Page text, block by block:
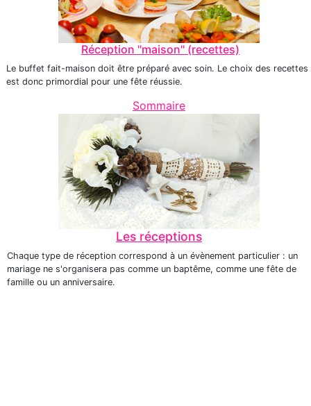
Réception "maison" (recettes)
Le buffet fait-maison doit être préparé avec soin. Le choix des recettes
est donc primordial pour une fête réussie.
Sommaire
Les réceptions
Chaque type de réception correspond à un évènement particulier : un
mariage ne s'organisera pas comme un baptême, comme une fête de
famille ou un anniversaire.